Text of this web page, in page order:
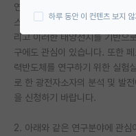
연구실(PI) 홍보 게시판
석박사 채용 정보 게시판
임용 정보 게시판
연구실의 주요 연구 분야는 태
스카이트 기반의 단일 또는 다
리고 이러한 태양전지를 기반으
구에도 관심이 있습니다. 또한
력반도체를 연구하기 위한 실험
로 한 광전자소자의 분석 및 발
을 신청하기 바랍니다.
2. 아래와 같은 연구분야에 관심
하루 동안 이 컨텐츠 보지 않